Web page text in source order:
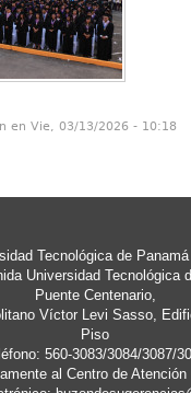
en Vie, 03/13/2026 - 10:18
Tecnológica de
Universidad Tecnológica
Puente Centenario,
Víctor Levi Sasso,
Piso
560-3083/3084/3087/
al Centro de Atención